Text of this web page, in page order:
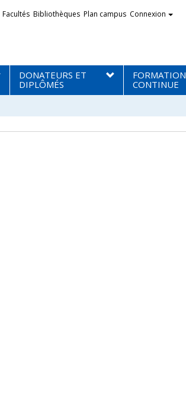
Facultés Bibliothèques Plan campus Connexion
DONATEURS ET
DIPLÔMÉS
FORMATION
CONTINUE